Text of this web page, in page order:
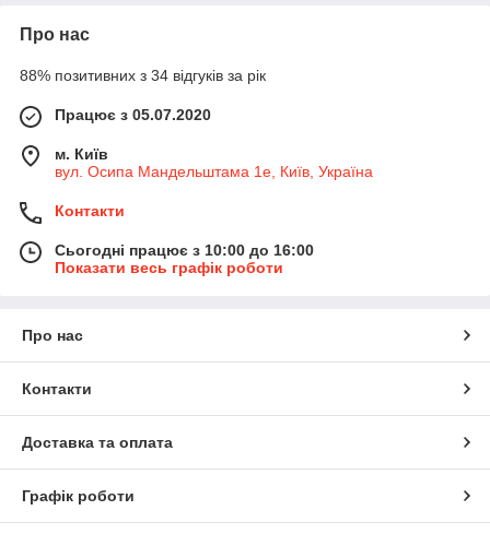
Про нас
88% позитивних з 34 відгуків за рік
Працює з 05.07.2020
м. Київ
вул. Осипа Мандельштама 1е, Київ, Україна
Контакти
Сьогодні працює з 10:00 до 16:00
Показати весь графік роботи
Про нас
Контакти
Доставка та оплата
Графік роботи